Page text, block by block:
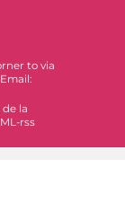
to via
de la
rss